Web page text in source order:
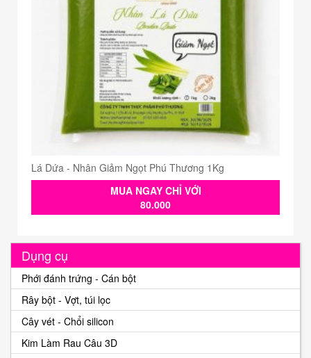
Lá Dứa - Nhân Giảm Ngọt Phú Thương 1Kg
MUA NGAY CHỈ VỚI
80.000
Dụng cụ
Phới đánh trứng - Cán bột
Rây bột - Vợt, túi lọc
Cây vét - Chổi silicon